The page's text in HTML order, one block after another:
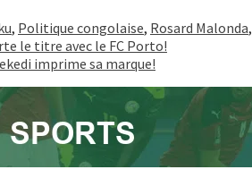
, Politique congolaise, Rosard Malonda,
le titre avec le FC Porto!
imprime sa marque!